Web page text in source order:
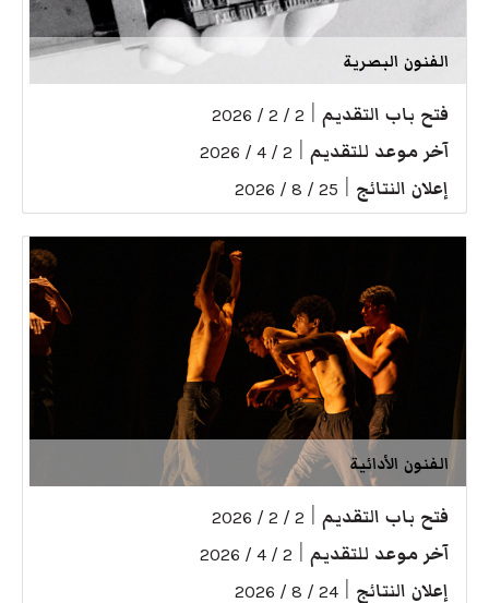
الفنون البصرية
فتح باب التقديم 2 / 2 / 2026
آخر موعد للتقديم 2 / 4 / 2026
إعلان النتائج 25 / 8 / 2026
الفنون الأدائية
فتح باب التقديم 2 / 2 / 2026
آخر موعد للتقديم 2 / 4 / 2026
إعلان النتائج 24 / 8 / 2026